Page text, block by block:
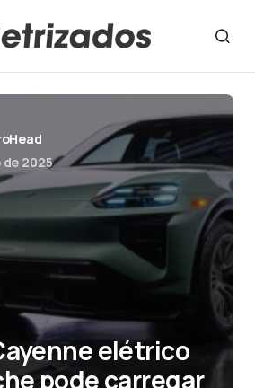
de 2025
elétrico
pode carregar